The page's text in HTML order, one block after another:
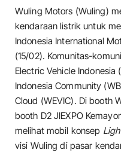
Wuling Motors (Wuling)
kendaraan listrik untuk
Indonesia International
(15/02). Komunitas-
Electric Vehicle Indonesia
Indonesia Community
Cloud (WEVIC). Di booth
booth D2 JIEXPO
melihat mobil konsep
visi Wuling di pasar